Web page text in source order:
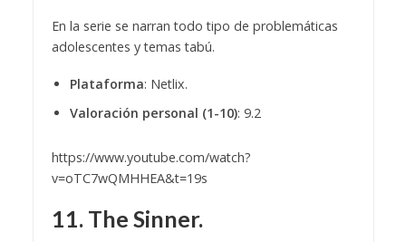
En la serie se narran todo tipo de problemáticas
adolescentes y temas tabú.
Plataforma: Netlix.
Valoración personal (1-10): 9.2
https://www.youtube.com/watch?
v=oTC7wQMHHEA&t=19s
11. The Sinner.